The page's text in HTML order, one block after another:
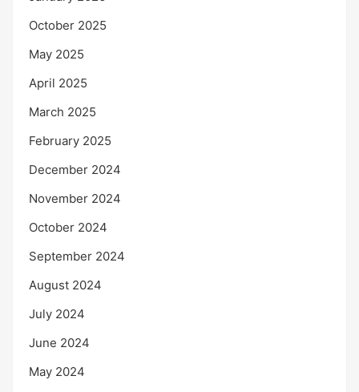
October 2025
May 2025
April 2025
March 2025
February 2025
December 2024
November 2024
October 2024
September 2024
August 2024
July 2024
June 2024
May 2024